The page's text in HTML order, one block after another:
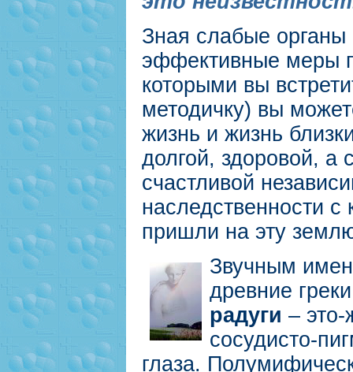
Зная слабые
эффективные меры
которыми вы
методичку) вы
жизнь и жизнь
долгой, здоровой, а
счастливой
наследственности с
пришли на эту
Звучным
древние
радуги –
сосудисто-
глаза.